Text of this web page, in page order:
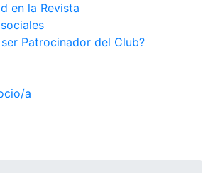
en la Revista
ser Patrocinador del Club?
a